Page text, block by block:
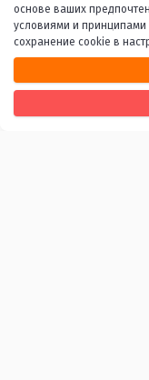
основе ваших
условиями и принципами
сохранение cookie в